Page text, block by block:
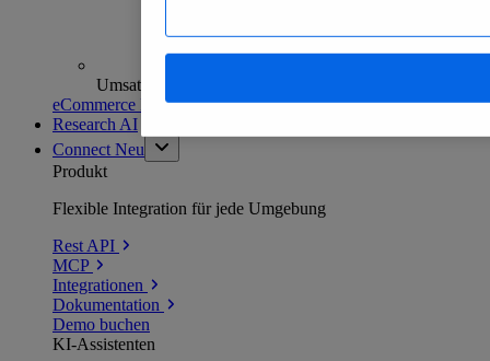
Umsatzanalysen und -prognosen
eCommerce Insights entdecken
Research AI
Connect Neu
Produkt
Flexible Integration für jede Umgebung
Rest API
MCP
Integrationen
Dokumentation
Demo buchen
KI-Assistenten